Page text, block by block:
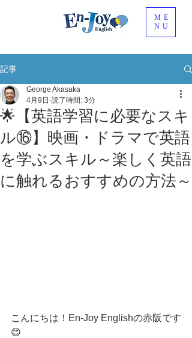
ME
NU
記事
🌟【英語学習に必要なスキ
ル⑯】映画・ドラマで英語
を学ぶスキル～楽しく英語
に触れるおすすめの方法～
George Akasaka
4月9日 読了時間: 3分
こんにちは！En-Joy Englishの赤阪です
😊